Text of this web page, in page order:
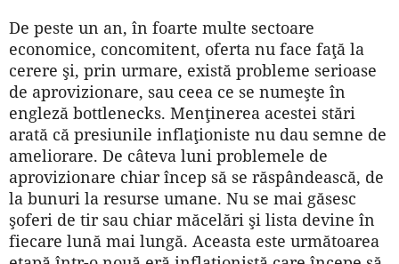
De peste un an, în foarte multe sectoare
economice, concomitent, oferta nu face faţă la
cerere şi, prin urmare, există probleme serioase
de aprovizionare, sau ceea ce se numeşte în
engleză bottlenecks. Menţinerea acestei stări
arată că presiunile inflaţioniste nu dau semne de
ameliorare. De câteva luni problemele de
aprovizionare chiar încep să se răspândească, de
la bunuri la resurse umane. Nu se mai găsesc
şoferi de tir sau chiar măcelări şi lista devine în
fiecare lună mai lungă. Aceasta este următoarea